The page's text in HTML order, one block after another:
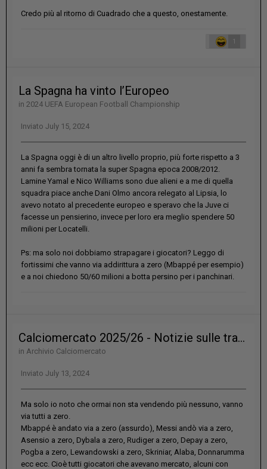
Credo più al ritorno di Cuadrado che a questo, onestamente.
1
La Spagna ha vinto l’Europeo
in 2024 UEFA European Football Championship
Inviato July 15, 2024
La Spagna oggi è di un altro livello proprio, più forte rispetto a 3
anni fa sembra tornata la super Spagna epoca 2008/2012.
Lamine Yamal e Nico Williams sono due alieni e a me di quella
squadra piace anche Dani Olmo ancora relegato al Lipsia, lo
avevo notato al precedente europeo e speravo che la Juve ci
facesse un pensierino, invece per loro era meglio spendere 50
milioni per Locatelli.
Ps: ma solo noi dobbiamo strapagare i giocatori? Leggo di
fortissimi che vanno via addirittura a zero (Mbappé per esempio)
e a noi chiedono 50/60 milioni a botta persino per i panchinari.
Calciomercato 2025/26 - Notizie sulle trattative?
in Archivio Calciomercato
Inviato July 13, 2024
Ma solo io noto che ormai non sta vendendo più nessuno, vanno
via tutti a zero.
Mbappé è andato via a zero (assurdo), Messi andò via a zero,
Asensio a zero, Dybala a zero, Rudiger a zero, Depay a zero,
Pogba a zero, Lewandowski a zero, Skriniar, Alaba, Donnarumma
ecc ecc. Cioè tutti giocatori che avevano mercato, alcuni con